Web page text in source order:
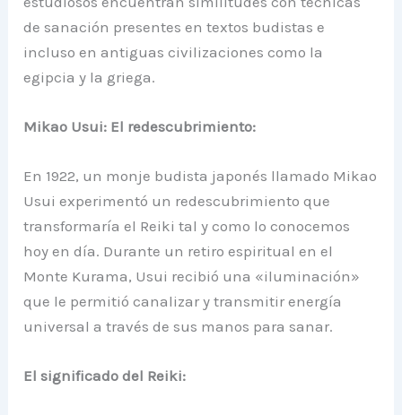
de sanación presentes en textos budistas e
incluso en antiguas civilizaciones como la
egipcia y la griega.
Mikao Usui: El redescubrimiento:
En 1922, un monje budista japonés llamado Mikao
Usui experimentó un redescubrimiento que
transformaría el Reiki tal y como lo conocemos
hoy en día. Durante un retiro espiritual en el
Monte Kurama, Usui recibió una «iluminación»
que le permitió canalizar y transmitir energía
universal a través de sus manos para sanar.
El significado del Reiki: